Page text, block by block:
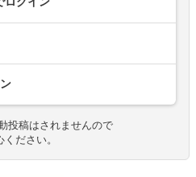
投稿はされませんので
ください。